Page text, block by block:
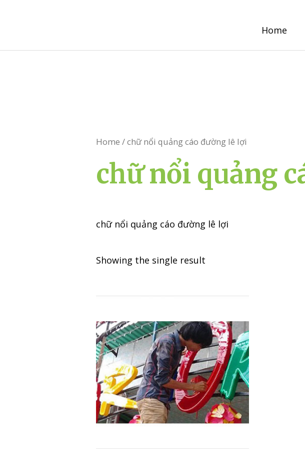
Home
Home / chữ nổi quảng cáo đường lê lợi
chữ nổi quảng
chữ nổi quảng cáo đường lê lợi
Showing the single result